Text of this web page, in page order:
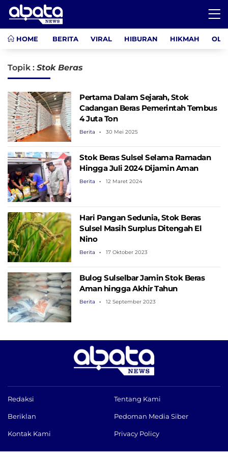
HOME BERITA VIRAL HIBURAN HIKMAH
Topik : Stok Beras
Pertama Dalam Sejarah, Stok
Cadangan Beras Pemerintah Tembus
4 Juta Ton
Berita 30 Mei 2025
Stok Beras Sulsel Selama Ramadan
Hingga Juli 2024 Dijamin Aman
Berita 12 Maret 2024
Hari Pangan Sedunia, Stok Beras
Sulsel Masih Surplus Ditengah El
Nino
Berita 17 Oktober 2023
Bulog Sulselbar Jamin Stok Beras
Aman hingga Akhir Tahun
Berita 12 September 2023
Redaksi Tentang Kami
Beriklan Pedoman Media Siber
Kontak Kami Privacy Policy